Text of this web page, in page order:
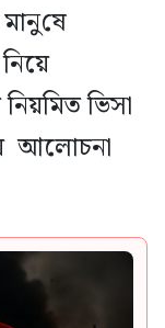
ভিসা
আলোচনা